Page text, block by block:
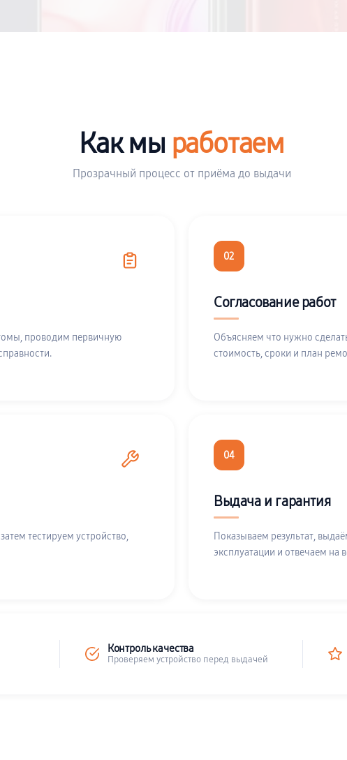
Как мы работаем
Прозрачный процесс от приёма до выдачи
проводим первичную
02
Согласование работ
Объясняем что нужно
стоимость, сроки и план
тестируем устройство,
04
Выдача и гарантия
Показываем результат,
эксплуатации и отвечаем на
Контроль качества
Проверяем устройство перед выдачей